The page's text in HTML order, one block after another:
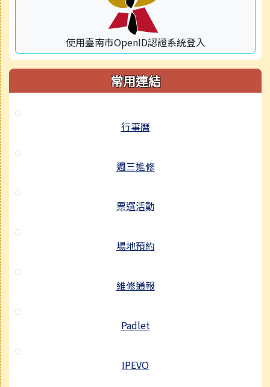
使用臺南市OpenID認證系統登入
常用連結
行事曆
週三進修
票選活動
場地預約
維修通報
Padlet
IPEVO